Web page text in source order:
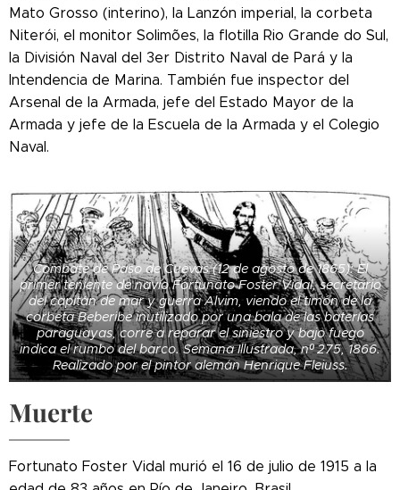
Mato Grosso (interino), la Lanzón imperial, la corbeta
Niterói, el monitor Solimões, la flotilla Rio Grande do Sul,
la División Naval del 3er Distrito Naval de Pará y la
Intendencia de Marina. También fue inspector del
Arsenal de la Armada, jefe del Estado Mayor de la
Armada y jefe de la Escuela de la Armada y el Colegio
Naval.
Combate de Paso de Cuevas (12 de agosto de 1865): El
primer teniente de navío Fortunato Foster Vidal, secretario
del capitán de mar y guerra Alvim, viendo el timón de la
corbeta Beberibe inutilizado por una bala de las baterías
paraguayas, corre a reparar el siniestro y bajo fuego
indica el rumbo del barco. Semana Illustrada, nº 275, 1866.
Realizado por el pintor alemán Henrique Fleiuss.
Muerte
Fortunato Foster Vidal murió el 16 de julio de 1915 a la